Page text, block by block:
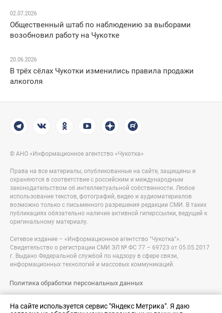
На сайте используется сервис "Яндекс Метрика". Я даю
02.07.2026
Общественный штаб по наблюдению за выборами
возобновил работу на Чукотке
20.06.2026
В трёх сёлах Чукотки изменились правила продажи
алкоголя
© АНО «Информационное агентство «Чукотка»
Права на все материалы, опубликованные на сайте, защищены и
охраняются в соответствие с российским и международным
законодательством об интеллектуальной собственности. Любое
использование текстов, фотографий, видео и аудиоматериалов
возможно только с письменного разрешения редакции СМИ. В таких
публикациях обязательно наличие активной гиперссылки, ведущей к
оригинальному материалу.
Сетевое издание – «Информационное агентство "Чукотка"».
Свидетельство о регистрации СМИ ЭЛ № ФС 77 – 69723 от 05.05.2017
г. Выдано Федеральной службой по надзору в сфере связи,
информационных технологий и массовых коммуникаций.
Политика обработки персональных данных